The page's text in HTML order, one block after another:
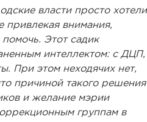
власти просто хотели
привлекая внимания,
Этот садик
интеллектом: с ДЦП,
При этом неходячих нет,
причиной такого решения
и желание мэрии
группам в